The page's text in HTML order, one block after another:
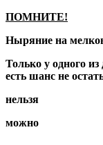
ПОМНИТЕ!
Ныряние на
Только у одного
есть шанс не
нельзя
можно